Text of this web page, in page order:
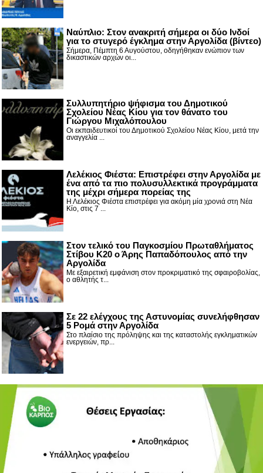
Nαύπλιο: Στον ανακριτή σήμερα οι δύο Ινδοί
για το στυγερό έγκλημα στην Αργολίδα (βίντεο)
Σήμερα, Πέμπτη 6 Αυγούστου, οδηγήθηκαν ενώπιον των
δικαστικών αρχών οι...
Συλλυπητήριο ψήφισμα του Δημοτικού
Σχολείου Νέας Κίου για τον θάνατο του
Γιώργου Μιχαλόπουλου
Οι εκπαιδευτικοί του Δημοτικού Σχολείου Νέας Κίου, μετά την
αναγγελία ...
Λελέκιος Φιέστα: Επιστρέφει στην Αργολίδα με
ένα από τα πιο πολυσυλλεκτικά προγράμματα
της μέχρι σήμερα πορείας της
Η Λελέκιος Φιέστα επιστρέφει για ακόμη μία χρονιά στη Νέα
Κίο, στις 7 ...
Στον τελικό του Παγκοσμίου Πρωταθλήματος
Στίβου Κ20 ο Άρης Παπαδόπουλος από την
Αργολίδα
Με εξαιρετική εμφάνιση στον προκριματικό της σφαιροβολίας,
ο αθλητής τ...
Σε 22 ελέγχους της Αστυνομίας συνελήφθησαν
5 Ρομά στην Αργολίδα
Στο πλαίσιο της πρόληψης και της καταστολής εγκληματικών
ενεργειών, πρ...